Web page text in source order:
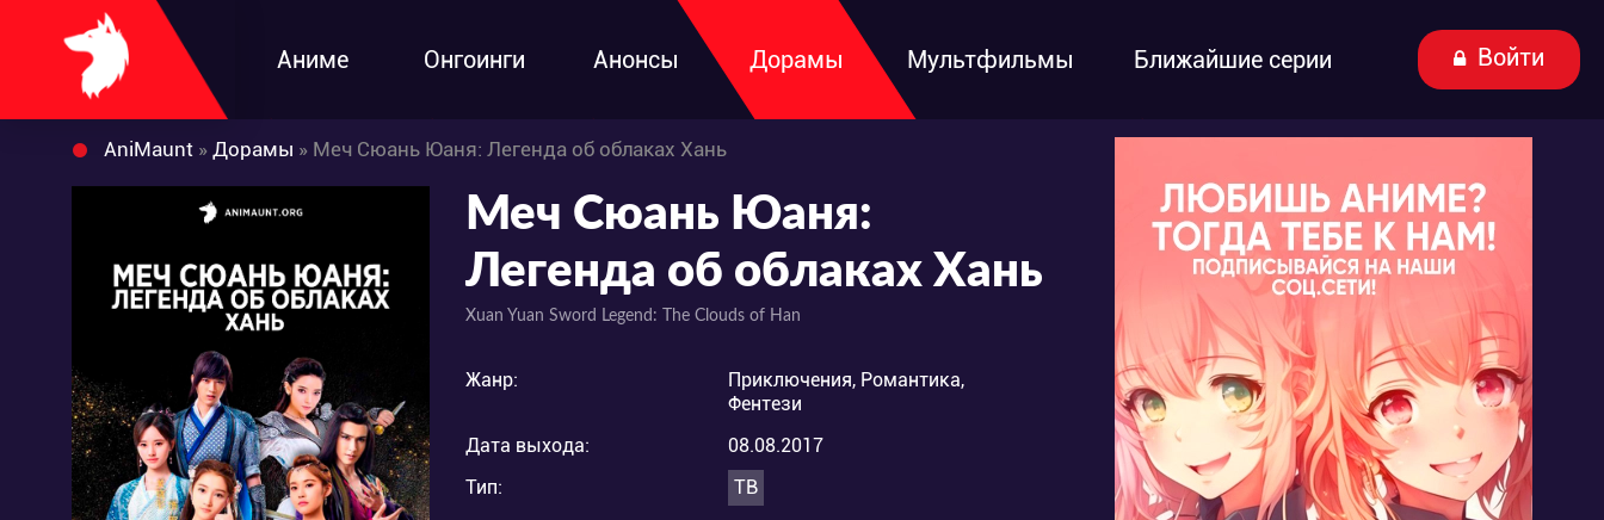
Аниме Онгоинги Анонсы Дорамы Мультфильмы Ближайшие серии Войти
AniMaunt » Дорамы » Меч Сюань Юаня: Легенда об облаках Хань
Меч Сюань Юаня:
Легенда об облаках Хань
Xuan Yuan Sword Legend: The Clouds of Han
Жанр:
Приключения, Романтика,
Фентези
Дата выхода:
08.08.2017
Тип:
ТВ